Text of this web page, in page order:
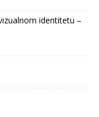
identitetu –